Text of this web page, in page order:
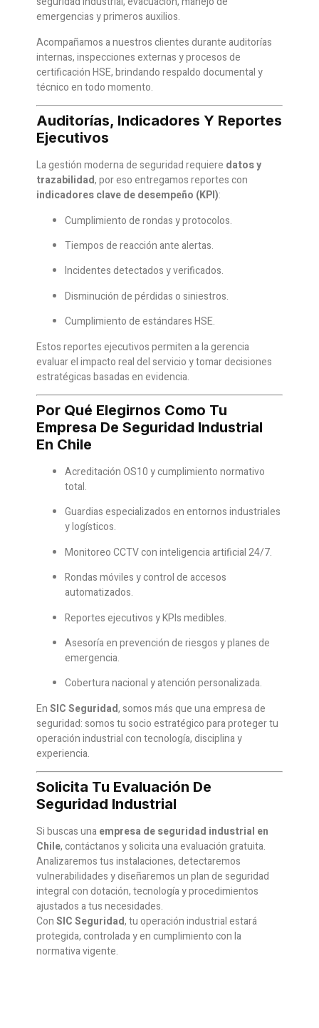
emergencias y primeros auxilios.
Acompañamos a nuestros clientes durante auditorías
internas, inspecciones externas y procesos de
certificación HSE, brindando respaldo documental y
técnico en todo momento.
Auditorías, Indicadores Y Reportes
Ejecutivos
La gestión moderna de seguridad requiere datos y
trazabilidad, por eso entregamos reportes con
indicadores clave de desempeño (KPI):
Cumplimiento de rondas y protocolos.
Tiempos de reacción ante alertas.
Incidentes detectados y verificados.
Disminución de pérdidas o siniestros.
Cumplimiento de estándares HSE.
Estos reportes ejecutivos permiten a la gerencia
evaluar el impacto real del servicio y tomar decisiones
estratégicas basadas en evidencia.
Por Qué Elegirnos Como Tu
Empresa De Seguridad Industrial
En Chile
Acreditación OS10 y cumplimiento normativo
total.
Guardias especializados en entornos industriales
y logísticos.
Monitoreo CCTV con inteligencia artificial 24/7.
Rondas móviles y control de accesos
automatizados.
Reportes ejecutivos y KPIs medibles.
Asesoría en prevención de riesgos y planes de
emergencia.
Cobertura nacional y atención personalizada.
EnSIC Seguridad, somos más que una empresa de
seguridad: somos tu socio estratégico para proteger tu
operación industrial con tecnología, disciplina y
experiencia.
Solicita Tu Evaluación De
Seguridad Industrial
Si buscas unaempresa de seguridad industrial en
Chile, contáctanos y solicita una evaluación gratuita.
Analizaremos tus instalaciones, detectaremos
vulnerabilidades y diseñaremos un plan de seguridad
integral con dotación, tecnología y procedimientos
ajustados a tus necesidades.
ConSIC Seguridad, tu operación industrial estará
protegida, controlada y en cumplimiento con la
normativa vigente.